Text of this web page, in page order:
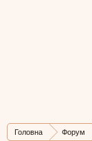
Головна Форум